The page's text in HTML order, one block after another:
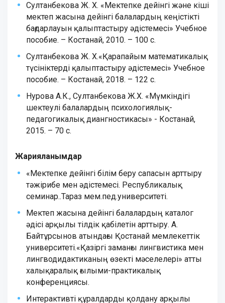
Султанбекова Ж. Х. «Мектепке дейінгі және кіші
мектеп жасына дейінгі балалардың кеңістікті
бағдарлауын қалыптастыру әдістемесі» Учебное
пособие. – Костанай, 2010. – 100 с.
Султанбекова Ж. Х.«Қарапайым математикалық
түсініктерді қалыптастыру әдістемесі» Учебное
пособие. – Костанай, 2018. – 122 с.
Нурова А.К., Султанбекова Ж.Х. «Мүмкіндігі
шектеулі балалардың психологиялық-
педагогикалық диангностикасы» - Костанай,
2015. – 70 с.
Жарияланымдар
«Мектепке дейінгі білім беру сапасын арттыру
тәжірибе мен әдістемесі. Республикалық
семинар..Тараз мем.пед.университеті.
Мектеп жасына дейінгі балалардың каталог
әдісі арқылы тілдік қабілетін арттыру. А.
Байтұрсынов атындағы Қостанай мемлекеттік
университеті.«Қазіргі заманғы лингвистика мен
лингводидактиканың өзекті мәселелері» атты
халықаралық ғылыми-практикалық
конференциясы.
Интерактивті құралдарды қолдану арқылы